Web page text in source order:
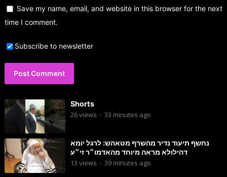
Save my name, email, and website in this browser for the next
time I comment.
Subscribe to newsletter
Shorts
26views · 33 minutes ago
נחשף תיעוד נדיר מהשרף מטאהש: לרגל יומא
דהילולא מראה מיוחד מהאדמו״ר זי״ע
13 views · 39 minutes ago